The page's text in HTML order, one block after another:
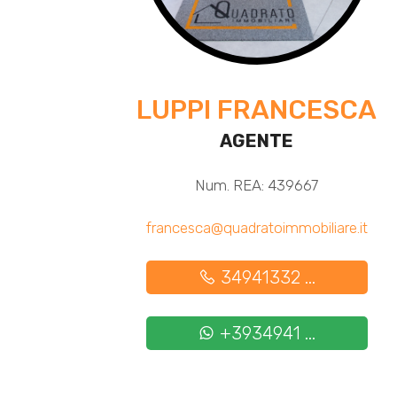
LUPPI FRANCESCA
AGENTE
Num. REA: 439667
francesca@quadratoimmobiliare.it
34941332 ...
+3934941 ...